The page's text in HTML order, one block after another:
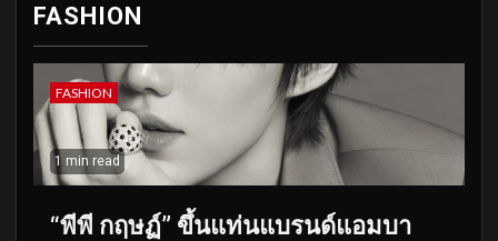
FASHION
FASHION
1 min read
“พีพี กฤษฏ์” ขึ้นแท่นแบรนด์แอมบา